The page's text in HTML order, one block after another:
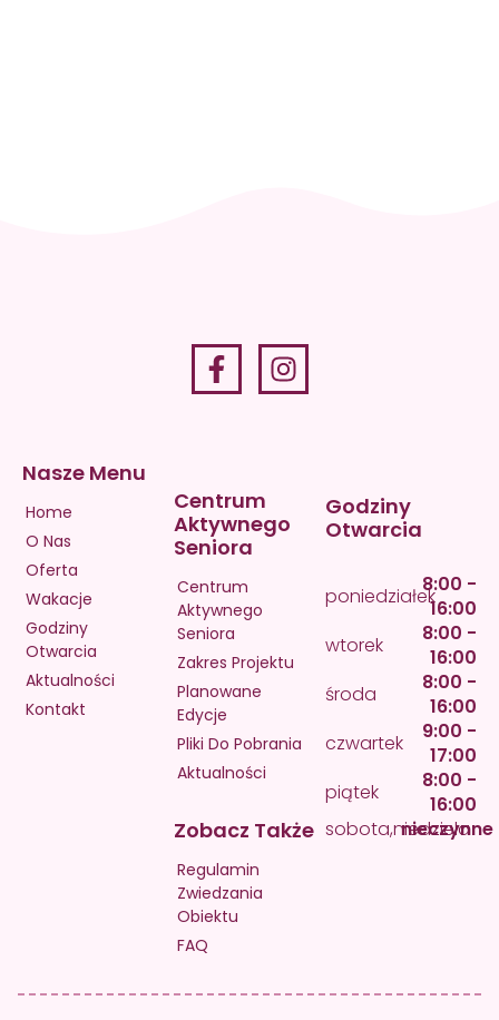
Nasze Menu
Home
O Nas
Oferta
Wakacje
Godziny
Otwarcia
Aktualności
Kontakt
Centrum
Aktywnego
Seniora
Centrum
Aktywnego
Seniora
Zakres Projektu
Planowane
Edycje
Pliki Do Pobrania
Aktualności
Zobacz Także
Regulamin
Zwiedzania
Obiektu
FAQ
Godziny
Otwarcia
poniedziałek8:00 -
16:00
wtorek
8:00 -
16:00
środa
8:00 -
16:00
czwartek
9:00 -
17:00
piątek
8:00 -
16:00
sobota,niedziela
nieczynne